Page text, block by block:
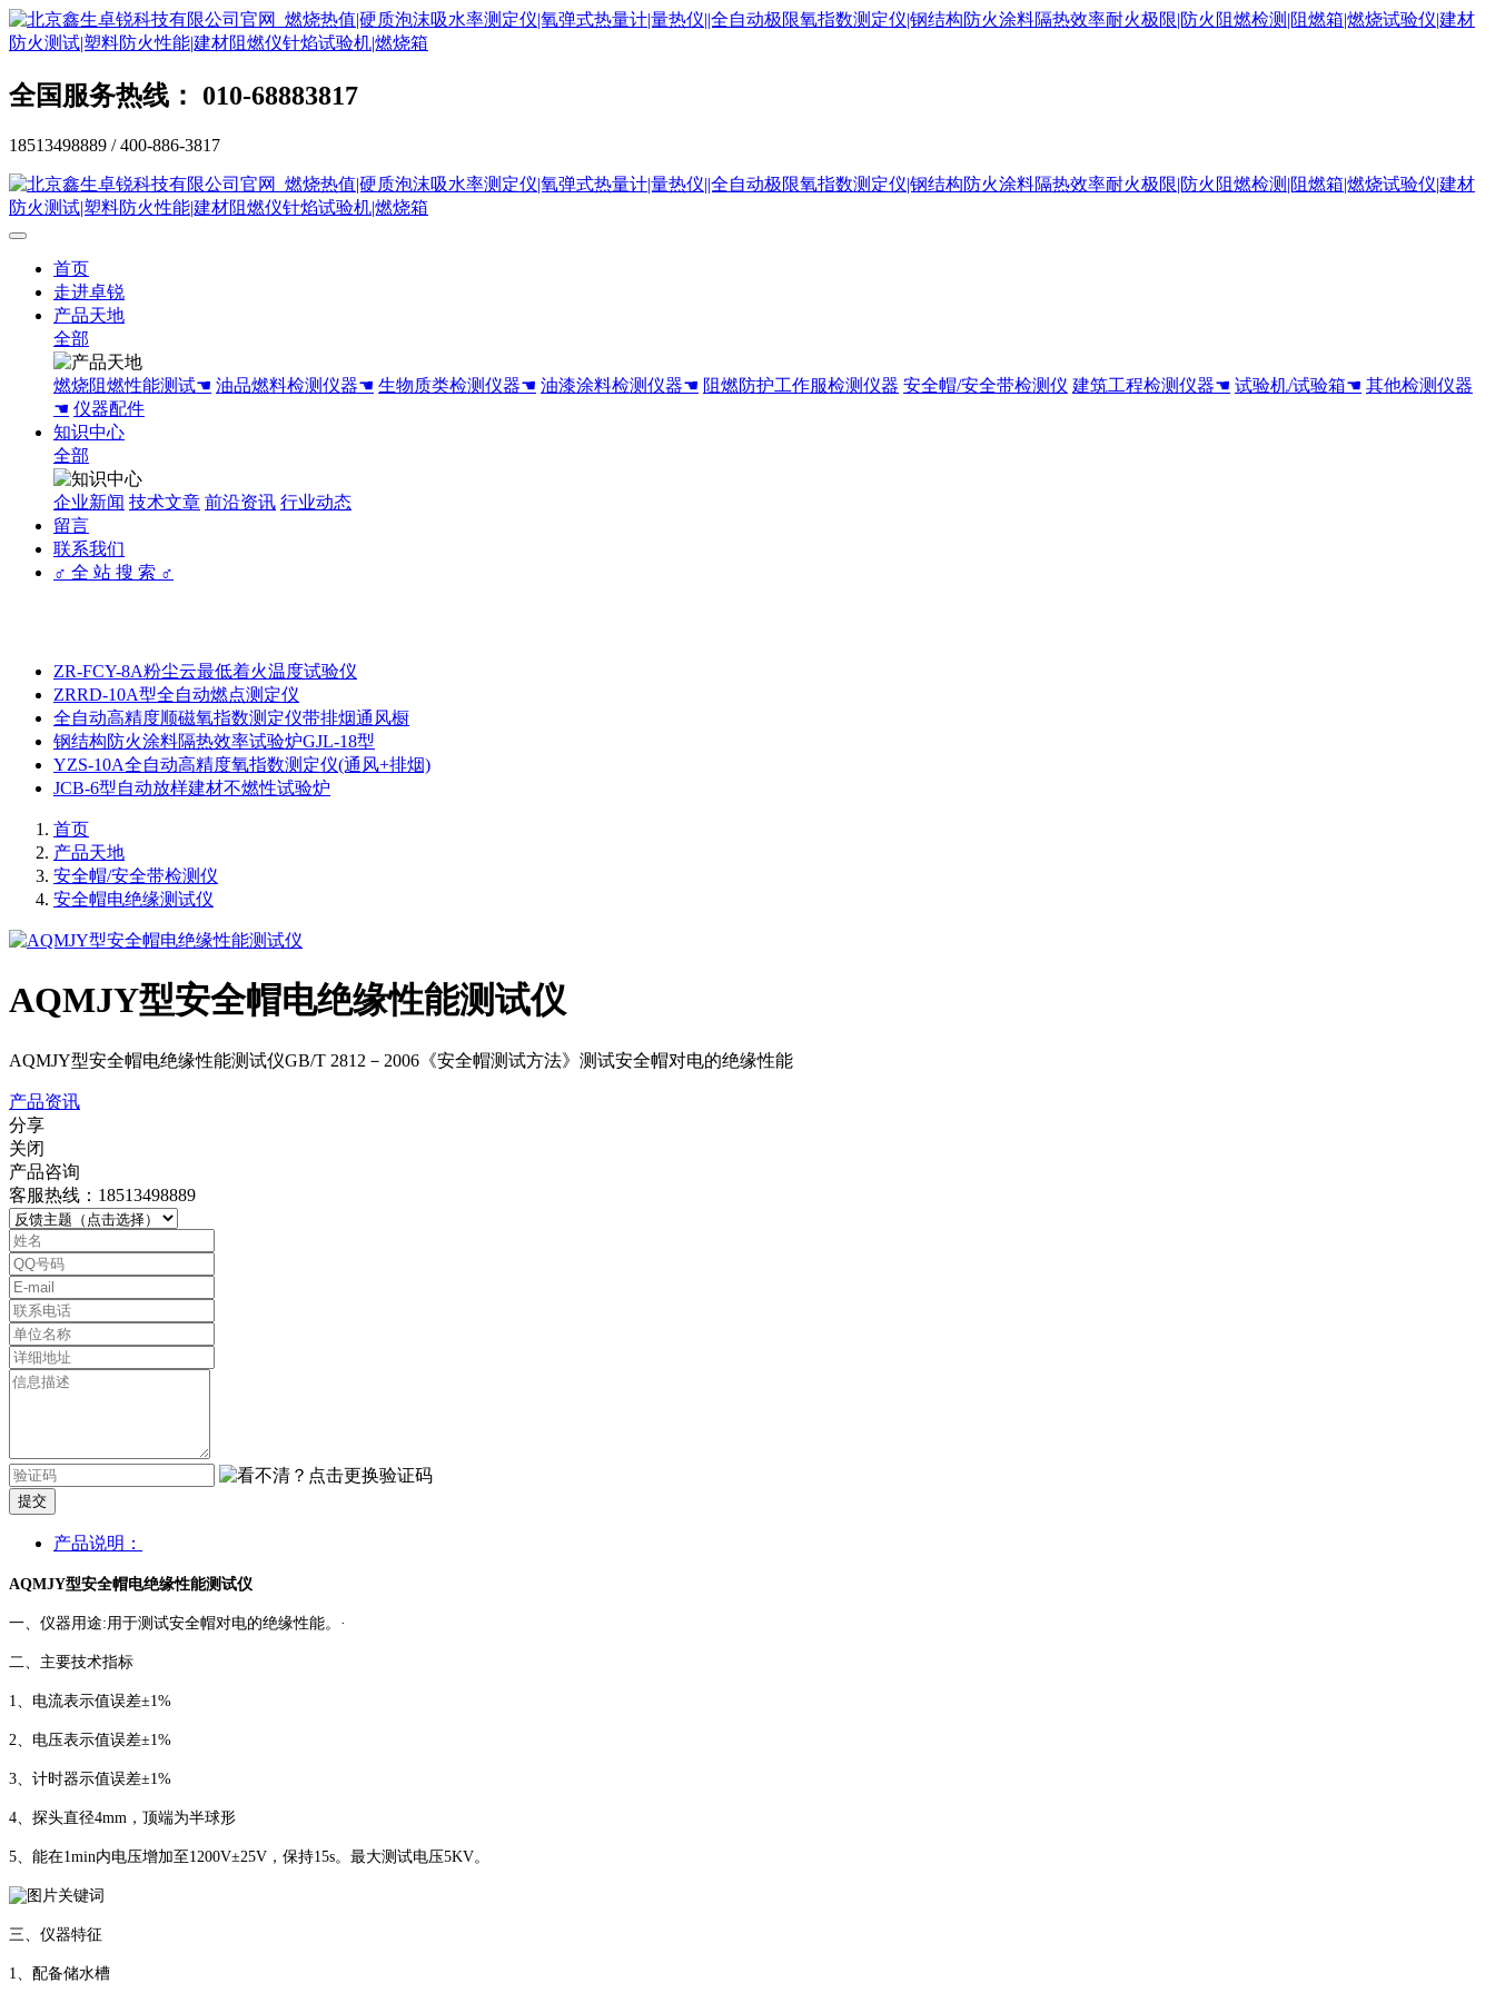
全国服务热线： 010-68883817
18513498889 / 400-886-3817
首页
走进卓锐
产品天地
全部
燃烧阻燃性能测试☚ 油品燃料检测仪器☚ 生物质类检测仪器☚ 油漆涂料检测仪器☚ 阻燃防护工作服检测仪器 安全帽/安全带检测仪 建筑工程检测仪器☚ 试验机/试验箱☚ 其他检测仪器
☚ 仪器配件
知识中心
全部
企业新闻 技术文章 前沿资讯 行业动态
留言
联系我们
♂ 全 站 搜 索 ♂
ZR-FCY-8A粉尘云最低着火温度试验仪
ZRRD-10A型全自动燃点测定仪
全自动高精度顺磁氧指数测定仪带排烟通风橱
钢结构防火涂料隔热效率试验炉GJL-18型
YZS-10A全自动高精度氧指数测定仪(通风+排烟)
JCB-6型自动放样建材不燃性试验炉
首页
产品天地
安全帽/安全带检测仪
安全帽电绝缘测试仪
AQMJY型安全帽电绝缘性能测试仪
AQMJY型安全帽电绝缘性能测试仪GB/T 2812－2006《安全帽测试方法》测试安全帽对电的绝缘性能
产品资讯
分享
关闭
产品咨询
客服热线：18513498889
提交
产品说明：
AQMJY型安全帽电绝缘性能测试仪
一、仪器用途: 用于测试安全帽对电的绝缘性能。·
二、主要技术指标
1、电流表示值误差±1%
2、电压表示值误差±1%
3、计时器示值误差±1%
4、探头直径4mm，顶端为半球形
5、能在1min内电压增加至1200V±25V，保持15s。最大测试电压5KV。
三、仪器特征
1、配备储水槽